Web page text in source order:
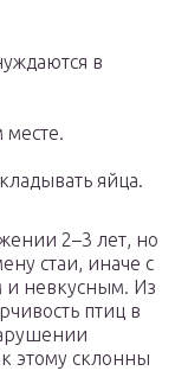
в
месте.
яйца.
2–3 лет, но
стаи, иначе с
и невкусным. Из
птиц в
этому склонны